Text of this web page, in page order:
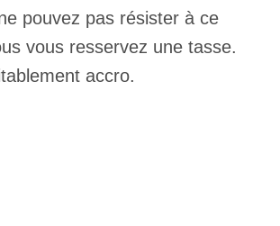
pouvez pas résister à ce
vous resservez une tasse.
accro.